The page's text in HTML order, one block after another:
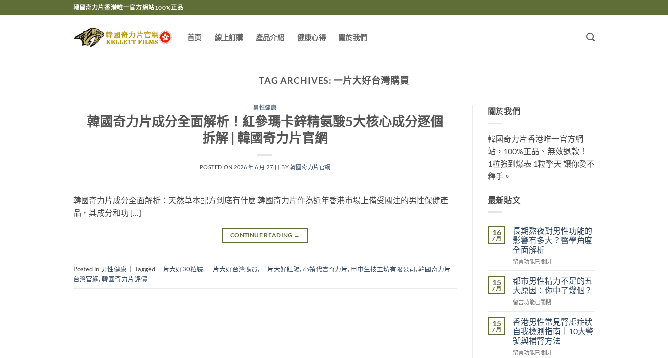
to
韓國奇力片香港唯一官方網站100%正品
首页 線上訂購 產品介紹 健康心得 關於我們
TAG ARCHIVES:一片大好台灣購買
男性健康
韓國奇力片成分全面解析！紅參瑪卡鋅精氨酸5大核心成分逐個
拆解 | 韓國奇力片官網
POSTED ON 2026 年 6 月 27 日 BY 韓國奇力片官網
韓國奇力片成分全面解析：天然草本配方到底有什麼 韓國奇力片作為近年香港市場上備受關注的男性保健產
品，其成分和功 […]
CONTINUE READING →
Posted in 男性健康 Tagged一片大好30粒裝, 一片大好台灣購買, 一片大好壯陽, 小禎代言奇力片, 甲申生技工坊有限公司, 韓國奇力片
台灣官網, 韓國奇力片評價
關於我們
韓國奇力片香港唯一官方網
站，100%正品、無效退款！
1粒強到爆表 1粒擎天 讓你愛不
釋手。
最新貼文
16
7 月
長期熬夜對男性功能的
影響有多大？醫學角度
全面解析
在
期
熬
夜
對
性
功
能
的
影
留言功能已關閉
15
7 月
都市男性精力不足的五
大原因：你中了幾個？
在
市
男
性
精
力
留言功能已關閉
15
7 月
香港男性常見腎虛症狀
自我檢測指南｜10大警
號與補腎方法
在
留言功能已關閉